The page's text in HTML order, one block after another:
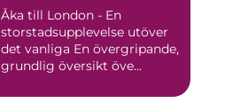
Åka till London - En
storstadsupplevelse utöver
det vanliga En övergripande,
grundlig översikt öve...